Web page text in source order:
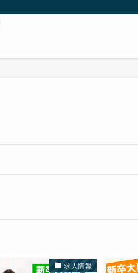
求人情報